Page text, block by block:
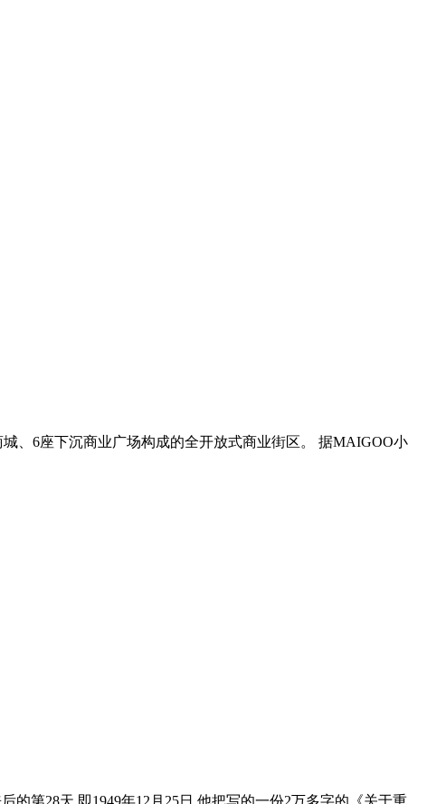
、6座下沉商业广场构成的全开放式商业街区。 据MAIGOO小
第28天,即1949年12月25日,他把写的一份2万多字的《关于重